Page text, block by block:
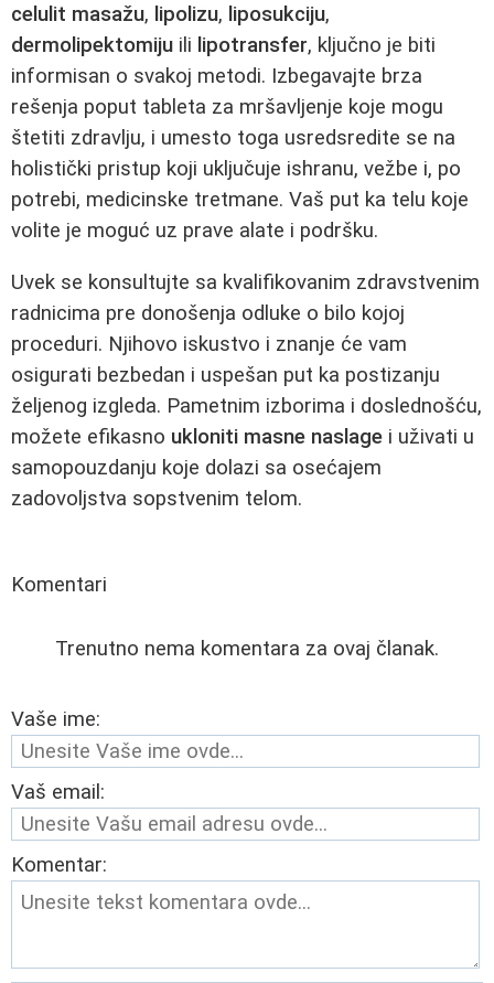
celulit masažu, lipolizu, liposukciju,
dermolipektomiju ili lipotransfer, ključno je biti
informisan o svakoj metodi. Izbegavajte brza
rešenja poput tableta za mršavljenje koje mogu
štetiti zdravlju, i umesto toga usredsredite se na
holistički pristup koji uključuje ishranu, vežbe i, po
potrebi, medicinske tretmane. Vaš put ka telu koje
volite je moguć uz prave alate i podršku.
Uvek se konsultujte sa kvalifikovanim zdravstvenim
radnicima pre donošenja odluke o bilo kojoj
proceduri. Njihovo iskustvo i znanje će vam
osigurati bezbedan i uspešan put ka postizanju
željenog izgleda. Pametnim izborima i doslednošću,
možete efikasno ukloniti masne naslage i uživati u
samopouzdanju koje dolazi sa osećajem
zadovoljstva sopstvenim telom.
Komentari
Trenutno nema komentara za ovaj članak.
Vaše ime:
Vaš email:
Komentar: